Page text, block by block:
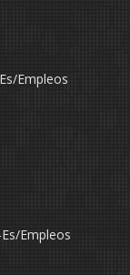
empleos
empleos